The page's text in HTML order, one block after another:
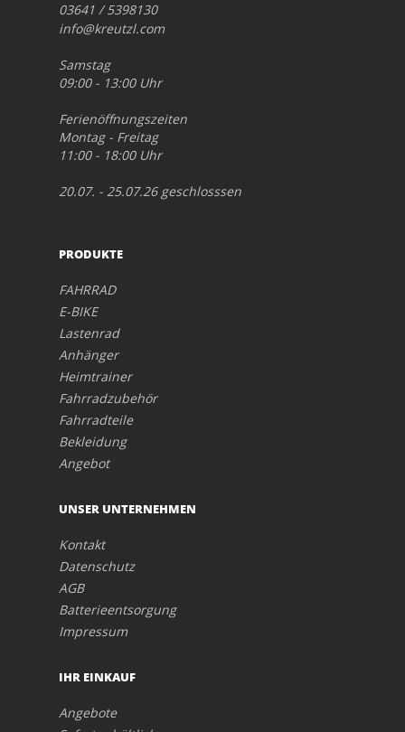
03641 / 5398130
info@kreutzl.com
Samstag
09:00 - 13:00 Uhr
Ferienöffnungszeiten
Montag - Freitag
11:00 - 18:00 Uhr
20.07. - 25.07.26 geschlosssen
PRODUKTE
FAHRRAD
E-BIKE
Lastenrad
Anhänger
Heimtrainer
Fahrradzubehör
Fahrradteile
Bekleidung
Angebot
UNSER UNTERNEHMEN
Kontakt
Datenschutz
AGB
Batterieentsorgung
Impressum
IHR EINKAUF
Angebote